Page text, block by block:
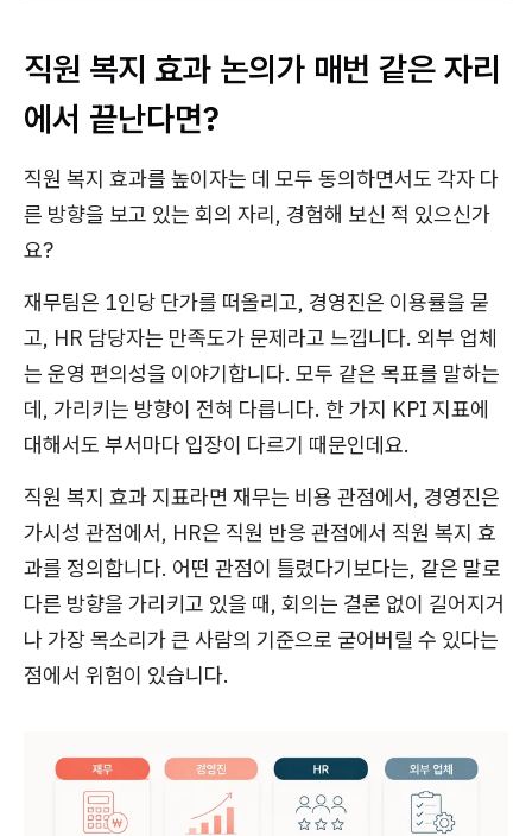
직원 복지 효과 논의가 매번 같은 자리
에서 끝난다면?
직원 복지 효과를 높이자는 데 모두 동의하면서도 각자 다
른 방향을 보고 있는 회의 자리, 경험해 보신 적 있으신가
요?
재무팀은 1인당 단가를 떠올리고, 경영진은 이용률을 묻
고, HR 담당자는 만족도가 문제라고 느낍니다. 외부 업체
는 운영 편의성을 이야기합니다. 모두 같은 목표를 말하는
데, 가리키는 방향이 전혀 다릅니다. 한 가지 KPI 지표에
대해서도 부서마다 입장이 다르기 때문인데요.
직원 복지 효과 지표라면 재무는 비용 관점에서, 경영진은
가시성 관점에서, HR은 직원 반응 관점에서 직원 복지 효
과를 정의합니다. 어떤 관점이 틀렸다기보다는, 같은 말로
다른 방향을 가리키고 있을 때, 회의는 결론 없이 길어지거
나 가장 목소리가 큰 사람의 기준으로 굳어버릴 수 있다는
점에서 위험이 있습니다.